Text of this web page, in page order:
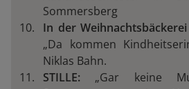
Sommersberg
In der
„Da kommen
Niklas Bahn.
STILLE: „Gar keine